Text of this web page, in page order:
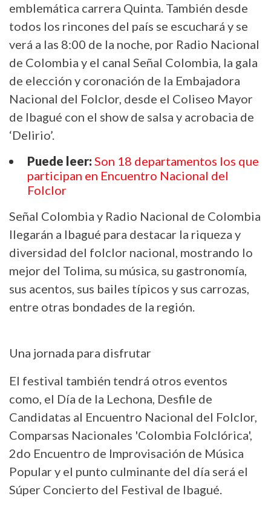
emblemática carrera Quinta. También desde
todos los rincones del país se escuchará y se
verá a las 8:00 de la noche, por Radio Nacional
de Colombia y el canal Señal Colombia, la gala
de elección y coronación de la Embajadora
Nacional del Folclor, desde el Coliseo Mayor
de Ibagué con el show de salsa y acrobacia de
‘Delirio’.
Puede leer:Son 18 departamentos los que
participan en Encuentro Nacional del
Folclor
Señal Colombia y Radio Nacional de Colombia
llegarán a Ibagué para destacar la riqueza y
diversidad del folclor nacional, mostrando lo
mejor del Tolima, su música, su gastronomía,
sus acentos, sus bailes típicos y sus carrozas,
entre otras bondades de la región.
Una jornada para disfrutar
El festival también tendrá otros eventos
como, el Día de la Lechona, Desfile de
Candidatas al Encuentro Nacional del Folclor,
Comparsas Nacionales 'Colombia Folclórica',
2do Encuentro de Improvisación de Música
Popular y el punto culminante del día será el
Súper Concierto del Festival de Ibagué.